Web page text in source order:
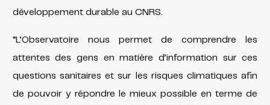
développement durable au CNRS.
“L’Observatoire nous permet de comprendre les
attentes des gens en matière d’information sur ces
questions sanitaires et sur les risques climatiques afin
de pouvoir y répondre le mieux possible en terme de